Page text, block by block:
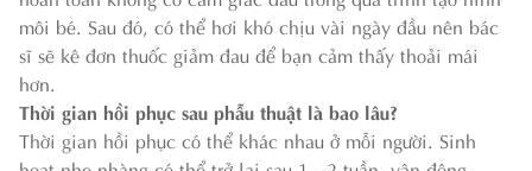
môi bé. Sau đó, có thể hơi khó chịu vài ngày đầu nên bác
sĩ sẽ kê đơn thuốc giảm đau để bạn cảm thấy thoải mái
hơn.
Thời gian hồi phục sau phẫu thuật là bao lâu?
Thời gian hồi phục có thể khác nhau ở mỗi người. Sinh